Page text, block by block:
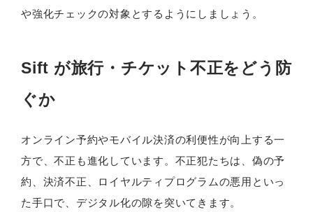
や強化チェックの対象とするようにしましょう。
Sift が旅行・チケット不正をどう防
ぐか
オンライン予約やモバイル決済の利便性が向上する一
方で、不正も進化しています。不正犯たちは、偽の予
約、決済不正、ロイヤルティプログラムの悪用といっ
た手口で、デジタル化の隙を突いてきます。